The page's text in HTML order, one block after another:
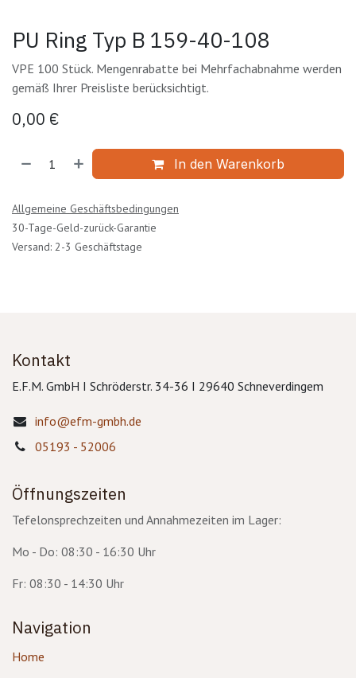
PU Ring Typ B 159-40-108
VPE 100 Stück. Mengenrabatte bei Mehrfachabnahme werden
gemäß Ihrer Preisliste berücksichtigt.
0,00 €
In den Warenkorb
Allgemeine Geschäftsbedingungen
30-Tage-Geld-zurück-Garantie
Versand: 2-3 Geschäftstage
Kontakt
E.F.M. GmbH I Schröderstr. 34-36 I 29640 Schneverdingem
info@efm-gmbh.de
05193 - 52006
Öffnungszeiten
Tefelonsprechzeiten und Annahmezeiten im Lager:
Mo - Do: 08:30 - 16:30 Uhr
Fr: 08:30 - 14:30 Uhr
Navigation
Home